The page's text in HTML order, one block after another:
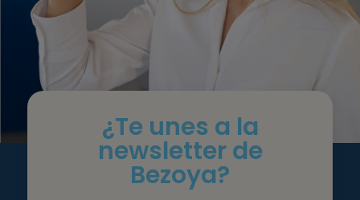
¿Te unes a la
newsletter de
Bezoya?